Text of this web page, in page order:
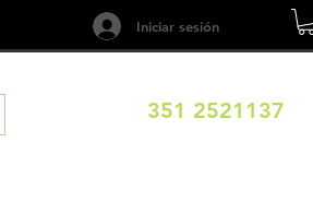
Iniciar sesión
351 2521137